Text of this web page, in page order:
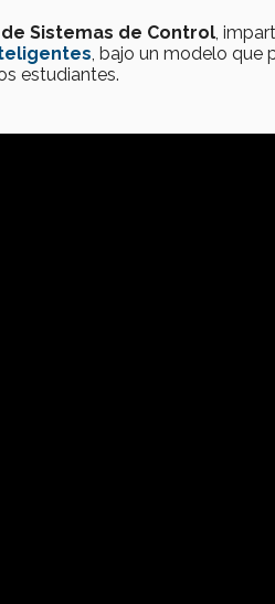
Sistemas de Control ,
, bajo un modelo que
estudiantes.